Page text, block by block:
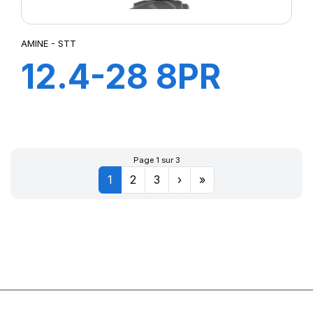
AMINE - STT
12.4-28 8PR
Page 1 sur 3
1 2 3 › »